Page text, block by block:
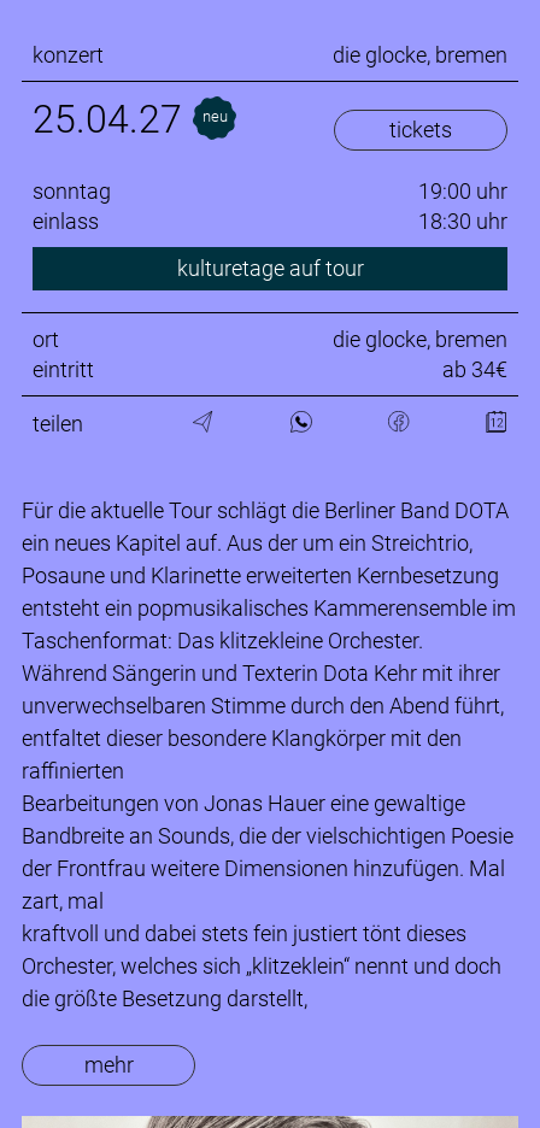
konzert die glocke, bremen
25.04.27 neu tickets
sonntag
19:00 uhr
einlass
18:30 uhr
kulturetage auf tour
ort
die glocke, bremen
eintritt
ab 34€
teilen
Für die aktuelle Tour schlägt die Berliner Band DOTA
ein neues Kapitel auf. Aus der um ein Streichtrio,
Posaune und Klarinette erweiterten Kernbesetzung
entsteht ein popmusikalisches Kammerensemble im
Taschenformat: Das klitzekleine Orchester.
Während Sängerin und Texterin Dota Kehr mit ihrer
unverwechselbaren Stimme durch den Abend führt,
entfaltet dieser besondere Klangkörper mit den
raffinierten
Bearbeitungen von Jonas Hauer eine gewaltige
Bandbreite an Sounds, die der vielschichtigen Poesie
der Frontfrau weitere Dimensionen hinzufügen. Mal
zart, mal
kraftvoll und dabei stets fein justiert tönt dieses
Orchester, welches sich „klitzeklein“ nennt und doch
die größte Besetzung darstellt,
mehr